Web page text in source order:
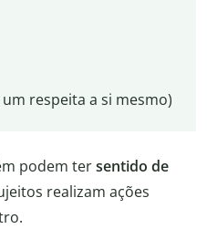
respeita a si mesmo)
podem tersentido de
realizam ações